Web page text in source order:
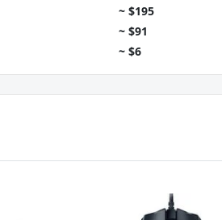
~ $195
~ $91
~ $6